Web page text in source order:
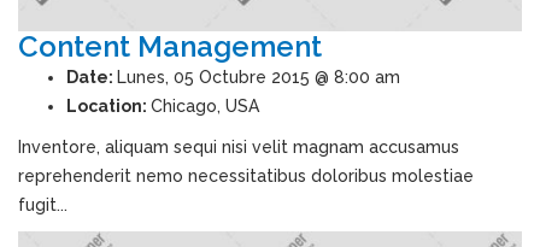
Content Management
Date: Lunes, 05 Octubre 2015 @ 8:00 am
Location: Chicago, USA
Inventore, aliquam sequi nisi velit magnam accusamus
reprehenderit nemo necessitatibus doloribus molestiae
fugit...